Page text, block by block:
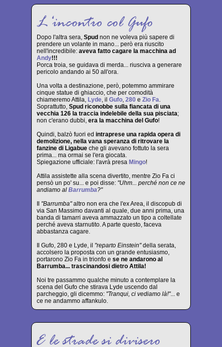
Dopo l'altra sera, Spud non ne voleva più sapere di
prendere un volante in mano... però era riuscito
nell'incredibile: aveva fatto cagare la macchina ad
Andy!!!
Porca troia, se guidava di merda... riusciva a generare
pericolo andando ai 50 all'ora.
Una volta a destinazione, però, potemmo ammirare
cinque statue di ghiaccio, che per comodità
chiameremo Attila, Lyde, il Gufo, 280 e Zio Fa.
Soprattutto, Spud riconobbe sulla fiancata di una
vecchia 126 la traccia indelebile della sua pisciata;
non c'erano dubbi, era la macchina del Gufo!
Quindi, balzò fuori ed intraprese una rapida opera di
demolizione, nella vana speranza di ritrovare la
fanzine di Ligabue che gli avevano fottuto la sera
prima... ma ormai se l'era giocata.
Spiegazione ufficiale: l'avrà presa Mingo!
Attila assistette alla scena divertito, mentre Zio Fa ci
pensò un po' su... e poi disse: "Uhm... perché non ce ne
andiamo al Barrumba?"
"Barrumba"altro non era che l'ex Area, il discopub di
via San Massimo davanti al quale, due anni prima, una
banda di tamarri aveva ammazzato un tipo a coltellate
perché aveva starnutito. A parte questo, faceva
abbastanza cagare.
Il Gufo, 280 e Lyde, il "reparto Einstein"della serata,
accolsero la proposta con un grande entusiasmo,
portarono Zio Fa in trionfo e se ne andarono al
Barrumba... trascinandosi dietro Attila!
Noi tre passammo qualche minuto a contemplare la
scena del Gufo che stirava Lyde uscendo dal
parcheggio, gli dicemmo: "Tranqui, ci vediamo là!"... e
ce ne andammo affankulo.